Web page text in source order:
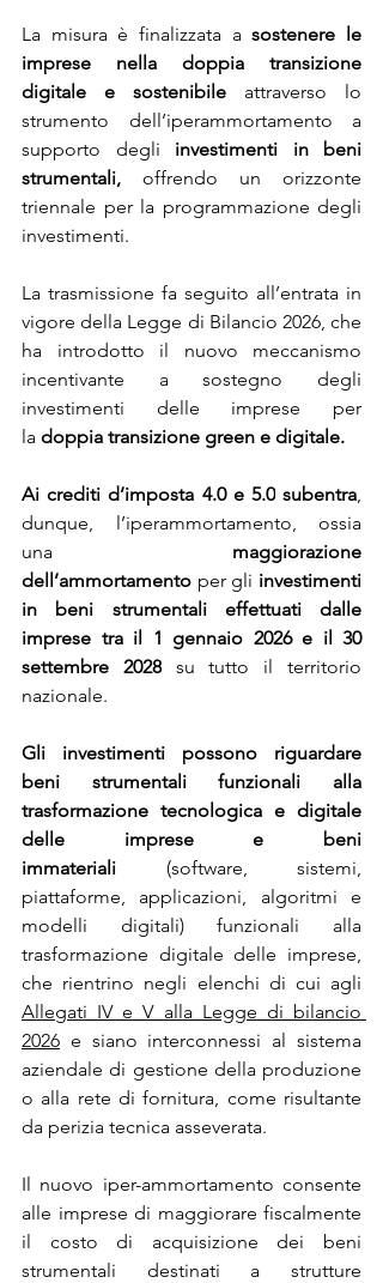
La misura è finalizzata a sostenere le
imprese nella doppia transizione
digitale e sostenibile attraverso lo
strumento dell’iperammortamento a
supporto degli investimenti in beni
strumentali, offrendo un orizzonte
triennale per la programmazione degli
investimenti.
La trasmissione fa seguito all’entrata in
vigore della Legge di Bilancio 2026, che
ha introdotto il nuovo meccanismo
incentivante a sostegno degli
investimenti delle imprese per
la doppia transizione green e digitale.
Ai crediti d’imposta 4.0 e 5.0 subentra
dunque, l’iperammortamento, ossia
una maggiorazione
dell’ammortamento per gli investimenti
in beni strumentali effettuati dalle
imprese tra il 1 gennaio 2026 e il 30
settembre 2028 su tutto il territorio
nazionale.
Gli investimenti possono riguardare
beni strumentali funzionali alla
trasformazione tecnologica e digitale
delle imprese e beni
immateriali (software, sistemi,
piattaforme, applicazioni, algoritmi e
modelli digitali) funzionali alla
trasformazione digitale delle imprese,
Allegati IV e V alla Legge di bilancio
2026 e siano interconnessi al sistema
aziendale di gestione della produzione
o alla rete di fornitura, come risultante
da perizia tecnica asseverata.
Il nuovo iper-ammortamento consente
alle imprese di maggiorare fiscalmente
il costo di acquisizione dei beni
strumentali destinati a strutture